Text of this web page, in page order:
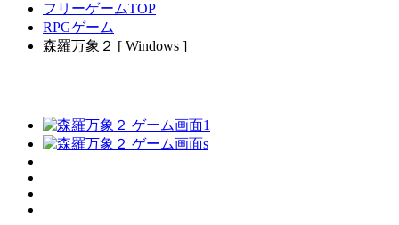
フリーゲームTOP
RPGゲーム
森羅万象２ [ Windows ]